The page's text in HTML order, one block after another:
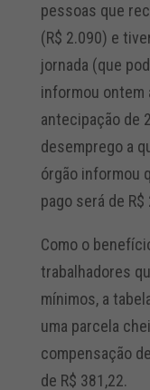
pessoas que
(R$ 2.090) e
jornada (que
informou ontem
antecipação de
desemprego a
órgão informou
pago será de R$
Como o
trabalhadores
mínimos, a
uma parcela
compensação
de R$ 381,22.